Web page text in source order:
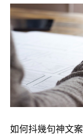
如何抖幾句神文案